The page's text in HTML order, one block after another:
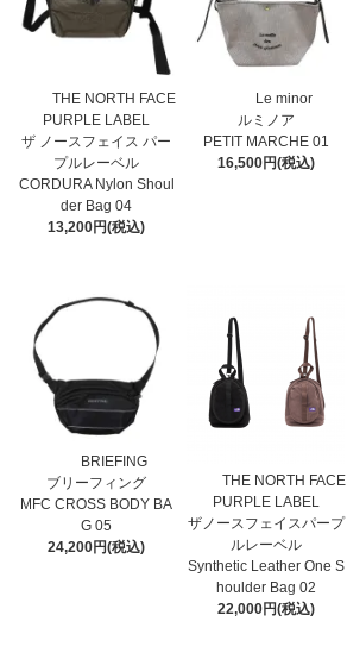
THE NORTH FACE
PURPLE LABEL
ザ ノースフェイス パー
プルレーベル
CORDURA Nylon Shoul
der Bag 04
13,200円(税込)
Le minor
ルミノア
PETIT MARCHE 01
16,500円(税込)
BRIEFING
ブリーフィング
MFC CROSS BODY BA
G 05
24,200円(税込)
THE NORTH FACE
PURPLE LABEL
ザノースフェイスパープ
ルレーベル
Synthetic Leather One S
houlder Bag 02
22,000円(税込)